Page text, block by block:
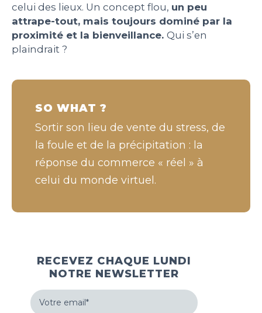
RECEVEZ CHAQUE LUNDI
NOTRE NEWSLETTER
Votre
email
celui des lieux. Un concept flou, un peu
attrape-tout, mais toujours dominé par la
proximité et la bienveillance. Qui s’en
plaindrait ?
SO WHAT ?
Sortir son lieu de vente du stress, de
la foule et de la précipitation : la
réponse du commerce « réel » à
celui du monde virtuel.